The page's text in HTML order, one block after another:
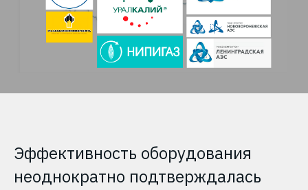
Эффективность оборудования
неоднократно подтверждалась